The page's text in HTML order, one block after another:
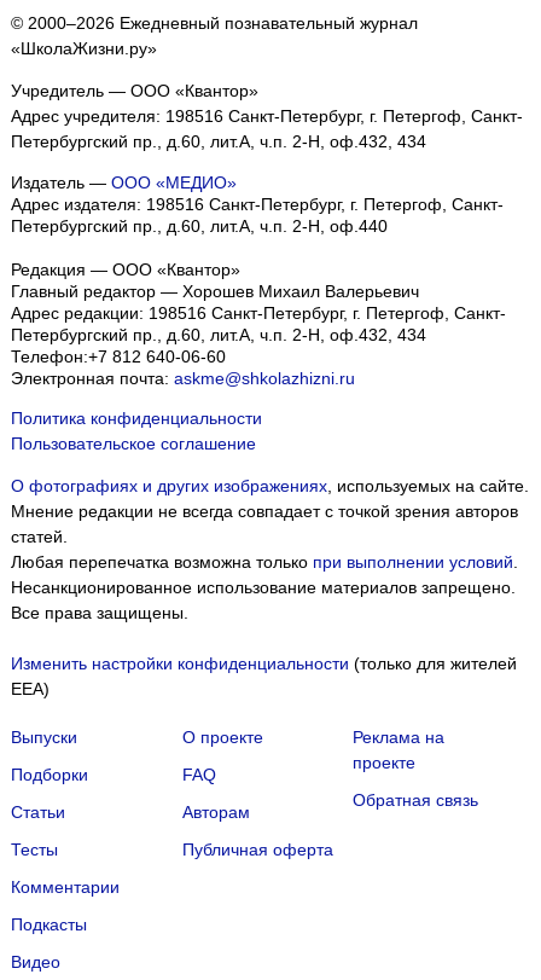
© 2000–2026 Ежедневный познавательный журнал
«ШколаЖизни.ру»
Учредитель — ООО «Квантор»
Адрес учредителя: 198516 Санкт-Петербург, г. Петергоф, Санкт-
Петербургский пр., д.60, лит.А, ч.п. 2-Н, оф.432, 434
Издатель — ООО «МЕДИО»
Адрес издателя: 198516 Санкт-Петербург, г. Петергоф, Санкт-
Петербургский пр., д.60, лит.А, ч.п. 2-Н, оф.440
Редакция — ООО «Квантор»
Главный редактор — Хорошев Михаил Валерьевич
Адрес редакции: 198516 Санкт-Петербург, г. Петергоф Санкт-
Петербургский пр., д.60, лит.А, ч.п. 2-Н, оф.432, 434
Телефон:+7 812 640-06-60
Электронная почта: askme@shkolazhizni.ru
Политика конфиденциальности
Пользовательское соглашение
О фотографиях и других изображениях, используемых на сайте.
Мнение редакции не всегда совпадает с точкой зрения авторов
статей.
Любая перепечатка возможна только при выполнении условий
Несанкционированное использование материалов запрещено.
Все права защищены.
Изменить настройки конфиденциальности (только для жителей
EEA)
Выпуски
Подборки
Статьи
Тесты
Комментарии
Подкасты
Видео
О проекте
FAQ
Авторам
Публичная оферта
Реклама на
проекте
Обратная связь